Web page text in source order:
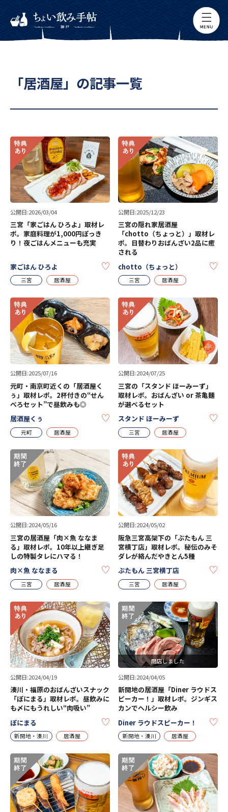
「居酒屋」の記事一覧
公開日:2026/03/04
三宮「家ごはん ひろよ」取材レ
ポ。家庭料理が1,000円ぽっき
り！夜ごはんメニューも充実
家ごはん ひろよ KEEP
三宮 居酒屋
公開日:2025/12/23
三宮の隠れ家居酒屋
「chotto（ちょっと）」取材レ
ポ。日替わりおばんざい2品に癒
される
chotto（ちょっと）
三宮 居酒屋
公開日:2025/07/16
元町・南京町近くの「居酒屋く
ぅ」取材レポ。2杯付きの“せん
べろセット”で昼飲みも◎
居酒屋くぅ
KEEP
元町 居酒屋
公開日:2024/07/25
三宮の「スタンド ほーみーず」
取材レポ。おばんざい or 茶亀麺
が選べるセット
スタンド ほーみーず
三宮 居酒屋
公開日:2024/05/16
三宮の居酒屋「肉×魚 ななま
る」取材レポ。10年以上継ぎ足
しの特製タレにハマる！
肉×魚 ななまる
KEEP
三宮 居酒屋
公開日:2024/05/02
阪急三宮高架下の「ぶたもん 三
宮横丁店」取材レポ。秘伝のみそ
ダレが絡んだやきとん5種
ぶたもん 三宮横丁店
三宮 居酒屋
公開日:2024/04/19
湊川・福原のおばんざいスナック
「ぽにまる」取材レポ。昼飲みに
も〆にもうれしい“肉吸い”
ぽにまる
KEEP
新開地・湊川 居酒屋
閉店しました
公開日:2024/04/05
新開地の居酒屋「Diner ラウドス
ピーカー！」取材レポ。ジンギス
カンでヘルシー飲み
Diner ラウドスピーカー！
新開地・湊川 居酒屋